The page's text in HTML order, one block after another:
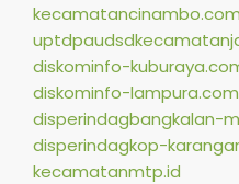
kecamatancinambo.com
diskominfo-
diskominfo-lampura.com
disperindagbangkalan-
disperindagkop-
kecamatanmtp.id